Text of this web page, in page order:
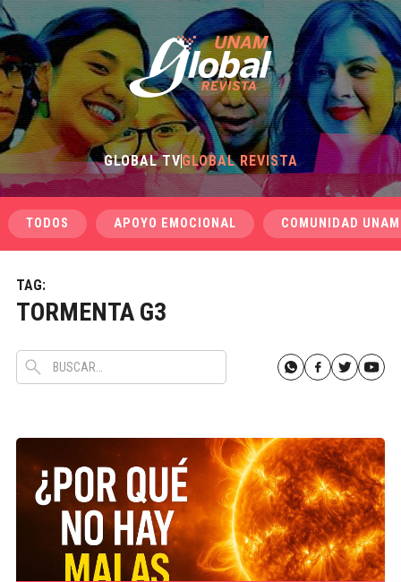
GLOBAL TVGLOBAL REVISTA
TODOS APOYO EMOCIONAL COMUNIDAD UNAM
TAG:
TORMENTA G3